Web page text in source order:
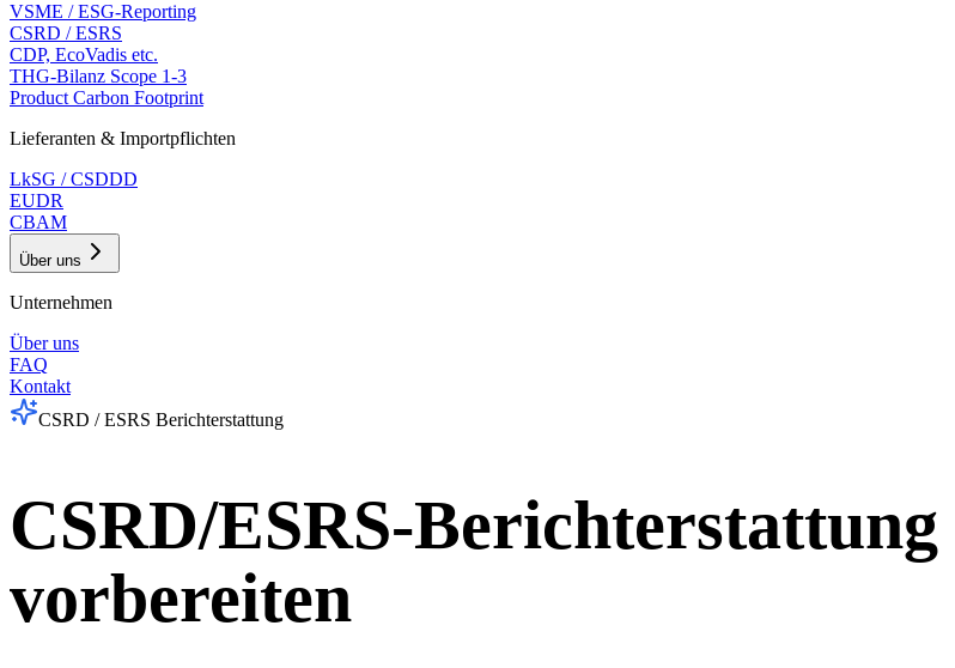
VSME / ESG-Reporting
CSRD / ESRS
CDP, EcoVadis etc.
THG-Bilanz Scope 1-3
Product Carbon Footprint
Lieferanten & Importpflichten
LkSG / CSDDD
EUDR
CBAM
Über uns
Unternehmen
Über uns
FAQ
Kontakt
CSRD / ESRS Berichterstattung
CSRD/ESRS-
vorbereiten